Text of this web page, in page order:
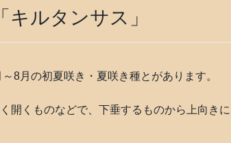
ルタンサス」
8月の初夏咲き・夏咲き種とがあります。
開くものなどで、下垂するものから上向きに